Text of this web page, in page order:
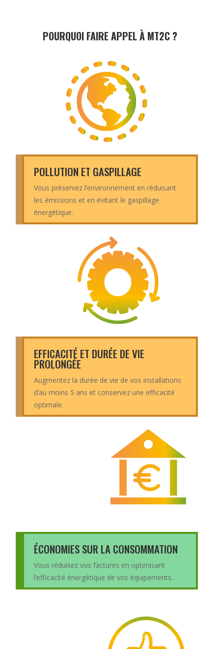
POURQUOI FAIRE APPEL À MT2C ?
POLLUTION ET GASPILLAGE
Vous préservez l’environnement en réduisant
les émissions et en évitant le gaspillage
énergétique.
EFFICACITÉ ET DURÉE DE VIE
PROLONGÉE
Augmentez la durée de vie de vos installations
d’au moins 5 ans et conservez une efficacité
optimale.
ÉCONOMIES SUR LA CONSOMMATION
Vous réduisez vos factures en optimisant
l’efficacité énergétique de vos équipements.